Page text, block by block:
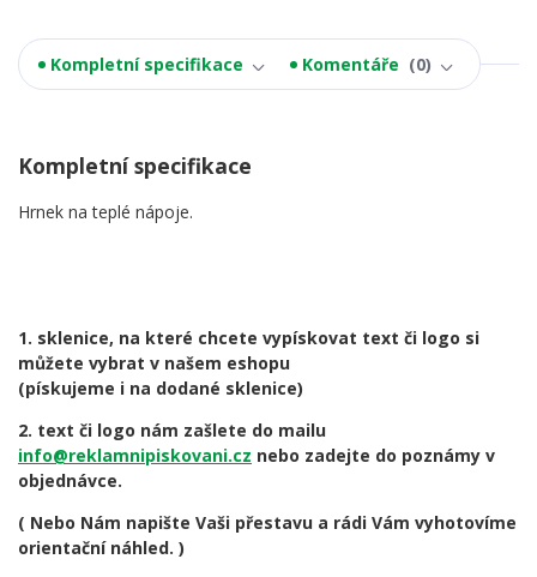
Kompletní specifikace Komentáře 0
Kompletní specifikace
Hrnek na teplé nápoje.
1. sklenice, na které chcete vypískovat text či logo si
můžete vybrat v našem eshopu
(pískujeme i na dodané sklenice)
2. text či logo nám zašlete do mailu
info@reklamnipiskovani.cz nebo zadejte do poznámy v
objednávce.
( Nebo Nám napište Vaši přestavu a rádi Vám vyhotovíme
orientační náhled. )